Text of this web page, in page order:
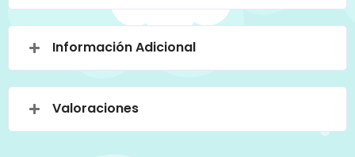
Información Adicional
Valoraciones